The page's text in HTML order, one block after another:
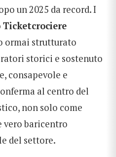
un 2025 da record. I
Ticketcrociere
ormai strutturato
storici e sostenuto
consapevole e
al centro del
non solo come
vero baricentro
del settore.